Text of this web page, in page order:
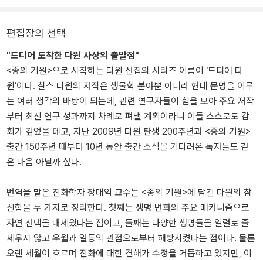
편집장의 선택
"드디어 도착한 다윈 사상의 출발점"
<종의 기원>으로 시작하는 다윈 선집의 시리즈 이름이 ‘드디어 다
윈’이다. 찰스 다윈의 저작은 생물학 분야뿐 아니라 현대 문명을 이루
는 여러 생각의 바탕이 되는데, 관련 연구자들이 힘을 모아 주요 저작
부터 최신 연구 성과까지 차례로 펴낼 계획이라니 이들 스스로도 감
회가 깊었을 테고, 지난 2009년 다윈 탄생 200주년과 <종의 기원>
출간 150주년 때부터 10년 동안 출간 소식을 기다려온 독자들도 같
은 마음 아닐까 싶다.
번역을 맡은 진화학자 장대익 교수는 <종의 기원>에 담긴 다윈의 참
신함을 두 가지로 정리한다. 첫째는 생명 변화의 주요 매커니즘으로
자연 선택을 내세웠다는 점이고, 둘째는 다양한 생명들을 일렬로 줄
세우지 않고 우월과 열등의 관점으로부터 해방시켰다는 점이다. 물론
오랜 세월이 흐르며 진화에 대한 견해가 수정을 거듭하고 있지만, 이